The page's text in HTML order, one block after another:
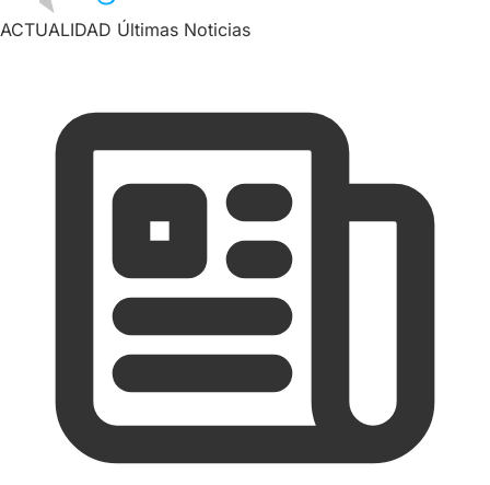
ACTUALIDAD Últimas Noticias